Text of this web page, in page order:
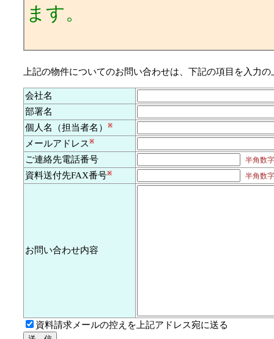
ます。
上記の物件についてのお問い合わせは、下記の項目を入力
会社名
部署名
個人名（担当者名）
※
メールアドレス ※
ご連絡先電話番号 半角数
資料送付先FAX番号※ 半角数
お問い合わせ内容
資料請求メールの控えを上記アドレス宛に送る